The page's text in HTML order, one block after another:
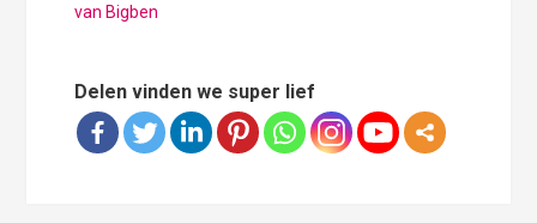
van Bigben
Delen vinden we super lief